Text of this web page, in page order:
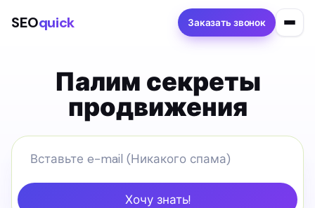
SEOquick Заказать звонок
Палим секреты
продвижения
Хочу знать!